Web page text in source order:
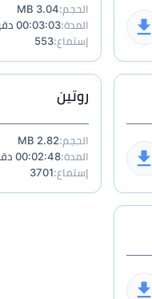
الحجم:3.04 MB
المدة:00:03:03 دقيقة
إستماع:553
روتين
الحجم:2.82 MB
المدة:00:02:48 دقيقة
إستماع:3701